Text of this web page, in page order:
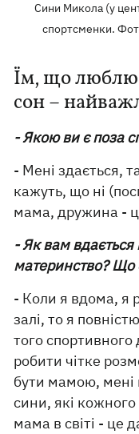
Сини Микола (у
спортсменки.
Їм, що
сон –
- Якою ви є поза
- Мені здається,
кажуть, що ні
мама, дружина -
- Як вам вдається
материнство? Що
- Коли я вдома, я
залі, то я
того
робити чітке
бути мамою, мені
сини, які
мама в світі - це